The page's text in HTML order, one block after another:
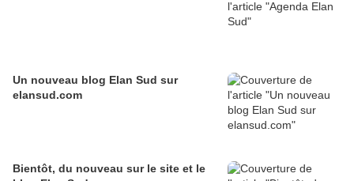
Un nouveau blog Elan Sud sur
elansud.com
Bientôt, du nouveau sur le site et le